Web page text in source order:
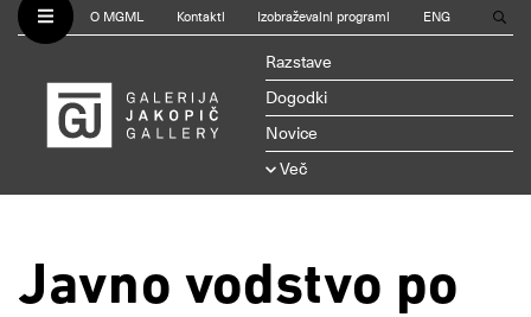
O MGML Kontakti Izobraževalni programi ENG
Razstave
Dogodki
Novice
Več
Javno vodstvo po